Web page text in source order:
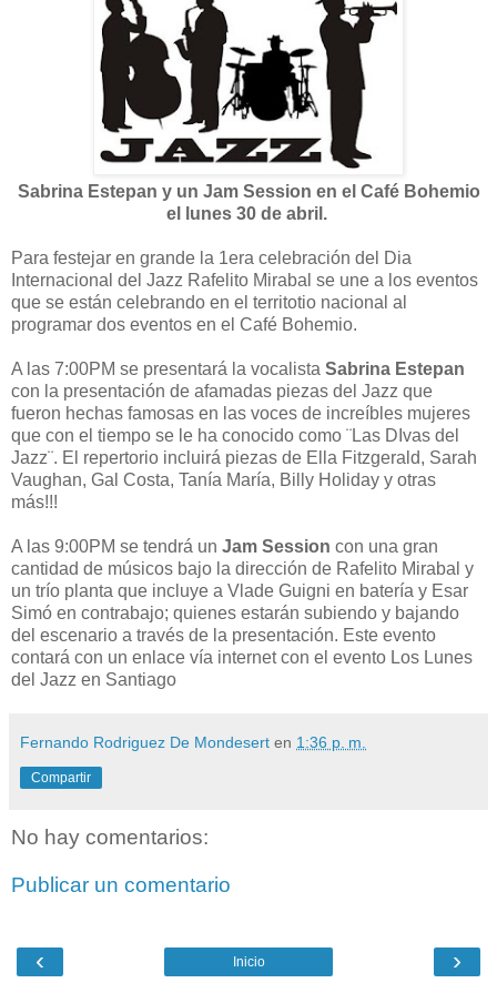
Sabrina Estepan y un Jam Session en el Café Bohemio
el lunes 30 de abril.
Para festejar en grande la 1era celebración del Dia
Internacional del Jazz Rafelito Mirabal se une a los eventos
que se están celebrando en el territotio nacional al
programar dos eventos en el Café Bohemio.
A las 7:00PM se presentará la vocalista Sabrina Estepan
con la presentación de afamadas piezas del Jazz que
fueron hechas famosas en las voces de increíbles mujeres
que con el tiempo se le ha conocido como ¨Las DIvas del
Jazz¨. El repertorio incluirá piezas de Ella Fitzgerald, Sarah
Vaughan, Gal Costa, Tanía María, Billy Holiday y otras
más!!!
A las 9:00PM se tendrá un Jam Session con una gran
cantidad de músicos bajo la dirección de Rafelito Mirabal y
un trío planta que incluye a Vlade Guigni en batería y Esar
Simó en contrabajo; quienes estarán subiendo y bajando
del escenario a través de la presentación. Este evento
contará con un enlace vía internet con el evento Los Lunes
del Jazz en Santiago
Fernando Rodriguez De Mondesert en 1:36 p. m.
Compartir
No hay comentarios:
Publicar un comentario
‹ ›
Inicio